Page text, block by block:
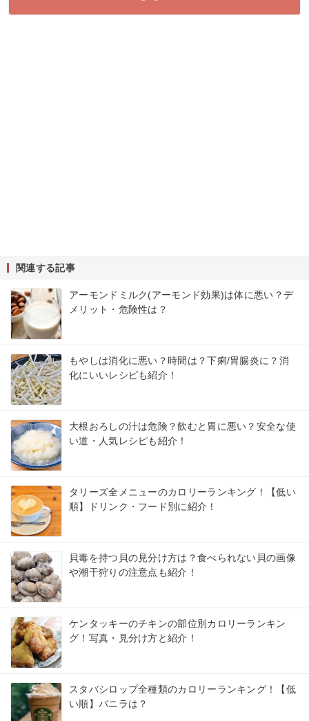
関連する記事
アーモンドミルク(アーモンド効果)は体に悪い？デ
メリット・危険性は？
もやしは消化に悪い？時間は？下痢/胃腸炎に？消
化にいいレシピも紹介！
大根おろしの汁は危険？飲むと胃に悪い？安全な使
い道・人気レシピも紹介！
タリーズ全メニューのカロリーランキング！【低い
順】ドリンク・フード別に紹介！
貝毒を持つ貝の見分け方は？食べられない貝の画像
や潮干狩りの注意点も紹介！
ケンタッキーのチキンの部位別カロリーランキン
グ！写真・見分け方と紹介！
スタバシロップ全種類のカロリーランキング！【低
い順】バニラは？